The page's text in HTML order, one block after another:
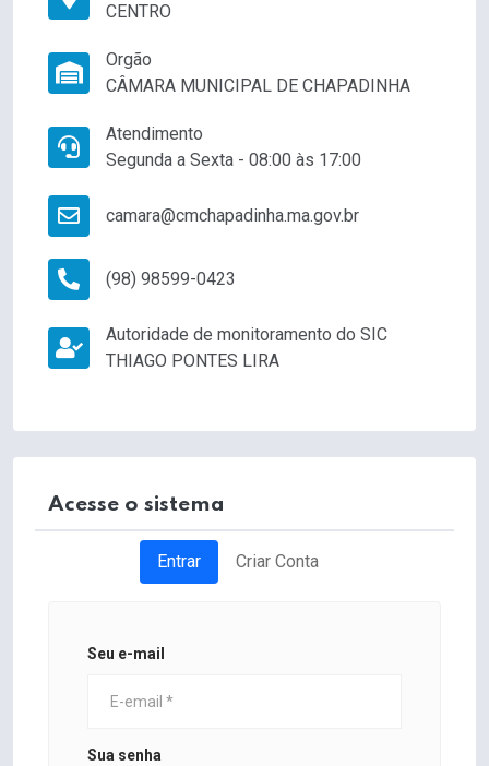
CENTRO
Orgão
CÂMARA MUNICIPAL DE CHAPADINHA
Atendimento
Segunda a Sexta - 08:00 às 17:00
camara@cmchapadinha.ma.gov.br
(98) 98599-0423
Autoridade de monitoramento do SIC
THIAGO PONTES LIRA
Acesse o sistema
Entrar Criar Conta
Seu e-mail
Sua senha